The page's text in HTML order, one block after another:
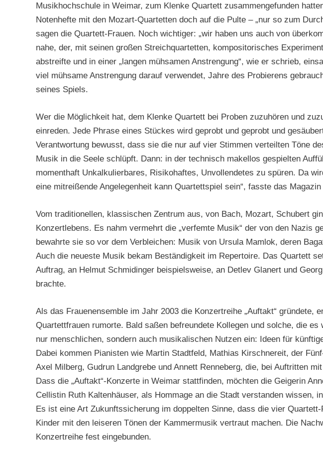
Musikhochschule in Weimar, zum Klenke Quartett zusammengefunden
Notenhefte mit den Mozart-Quartetten doch auf die Pulte – „nur so zum
sagen die Quartett-Frauen. Noch wichtiger: „wir haben uns auch von
nahe, der, mit seinen großen Streichquartetten, kompositorisches
abstreifte und in einer „langen mühsamen Anstrengung“, wie er schrieb,
viel mühsame Anstrengung darauf verwendet, Jahre des Probierens
seines Spiels.
Wer die Möglichkeit hat, dem Klenke Quartett bei Proben zuzuhören und
einreden. Jede Phrase eines Stückes wird geprobt und geprobt und
Verantwortung bewusst, dass sie die nur auf vier Stimmen verteilten Töne
Musik in die Seele schlüpft. Dann: in der technisch makellos gespielten
momenthaft Unkalkulierbares, Risikohaftes, Unvollendetes zu spüren. Da
eine mitreißende Angelegenheit kann Quartettspiel sein“, fasste das
Vom traditionellen, klassischen Zentrum aus, von Bach, Mozart, Schubert
Konzertlebens. Es nahm vermehrt die „verfemte Musik“ der von den Nazis
bewahrte sie so vor dem Verbleichen: Musik von Ursula Mamlok, deren
Auch die neueste Musik bekam Beständigkeit im Repertoire. Das Quartett
Auftrag, an Helmut Schmidinger beispielsweise, an Detlev Glanert und
brachte.
Als das Frauenensemble im Jahr 2003 die Konzertreihe „Auftakt“
Quartettfrauen rumorte. Bald saßen befreundete Kollegen und solche, die
nur menschlichen, sondern auch musikalischen Nutzen ein: Ideen für
Dabei kommen Pianisten wie Martin Stadtfeld, Mathias Kirschnereit, der
Axel Milberg, Gudrun Landgrebe und Annett Renneberg, die, bei Auftritten
Dass die „Auftakt“-Konzerte in Weimar stattfinden, möchten die Geigerin
Cellistin Ruth Kaltenhäuser, als Hommage an die Stadt verstanden wissen,
Es ist eine Art Zukunftssicherung im doppelten Sinne, dass die vier
Kinder mit den leiseren Tönen der Kammermusik vertraut machen. Die
Konzertreihe fest eingebunden.